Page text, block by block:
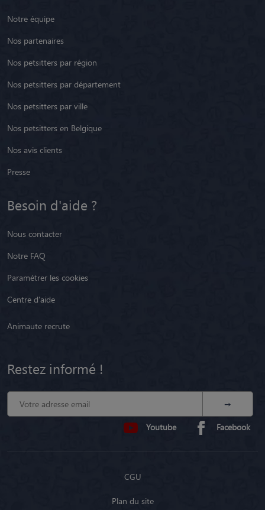
Notre équipe
Nos partenaires
Nos petsitters par région
Nos petsitters par département
Nos petsitters par ville
Nos petsitters en Belgique
Nos avis clients
Presse
Besoin d'aide ?
Nous contacter
Notre FAQ
Paramétrer les cookies
Centre d'aide
Animaute recrute
Restez informé !
Youtube Facebook
CGU
Plan du site